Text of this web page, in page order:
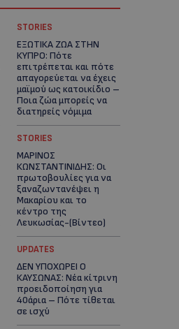
STORIES
ΕΞΩΤΙΚΑ ΖΩΑ ΣΤΗΝ
ΚΥΠΡΟ: Πότε
επιτρέπεται και πότε
απαγορεύεται να έχεις
μαϊμού ως κατοικίδιο –
Ποια ζώα μπορείς να
διατηρείς νόμιμα
STORIES
ΜΑΡΙΝΟΣ
ΚΩΝΣΤΑΝΤΙΝΙΔΗΣ: Οι
πρωτοβουλίες για να
ξαναζωντανέψει η
Μακαρίου και το
κέντρο της
Λευκωσίας-(Βίντεο)
UPDATES
ΔΕΝ ΥΠΟΧΩΡΕΙ Ο
ΚΑΥΣΩΝΑΣ: Νέα κίτρινη
προειδοποίηση για
40άρια – Πότε τίθεται
σε ισχύ